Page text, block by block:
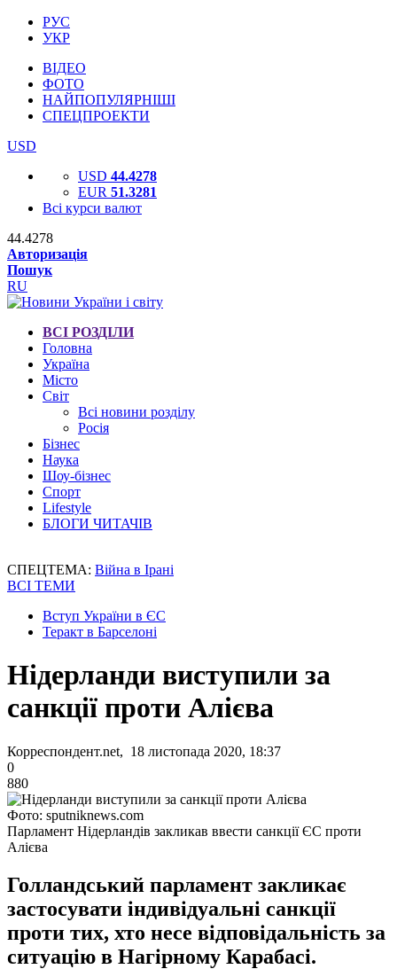
РУС
УКР
ВІДЕО
ФОТО
НАЙПОПУЛЯРНІШІ
СПЕЦПРОЕКТИ
USD
USD 44.4278
EUR 51.3281
Всі курси валют
44.4278
Авторизація
Пошук
RU
ВСІ РОЗДІЛИ
Головна
Україна
Місто
Світ
Всі новини розділу
Росія
Бізнес
Наука
Шоу-бізнес
Спорт
Lifestyle
БЛОГИ ЧИТАЧІВ
СПЕЦТЕМА: Війна в Ірані
ВСІ ТЕМИ
Вступ України в ЄС
Теракт в Барселоні
Нідерланди виступили за
санкції проти Алієва
Корреспондент.net, 18 листопада 2020, 18:37
0
880
Фото: sputniknews.com
Парламент Нідерландів закликав ввести санкції ЄС проти
Алієва
Голландський парламент закликає
застосувати індивідуальні санкції
проти тих, хто несе відповідальність за
ситуацію в Нагірному Карабасі.